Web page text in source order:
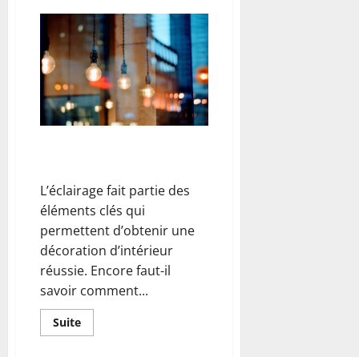
Comment
changer
un
rouleau
palpeur
sur
une
épareuse
?
L’éclairage fait partie des
éléments clés qui
permettent d’obtenir une
décoration d’intérieur
réussie. Encore faut-il
savoir comment...
SuiteEn
savoir